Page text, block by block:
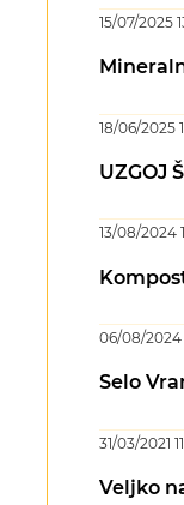
15/07/2025
UZGOJ
18/06/2025
13/08/2024
Selo
06/08/2024
Veljko
31/03/2021